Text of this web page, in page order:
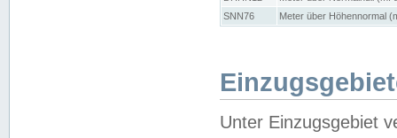
SNN76
Meter über Höhennormal
Unter Einzugsgebiet